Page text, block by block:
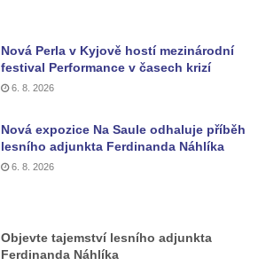
Nová Perla v Kyjově hostí mezinárodní
festival Performance v časech krizí
6. 8. 2026
Nová expozice Na Saule odhaluje příběh
lesního adjunkta Ferdinanda Náhlíka
6. 8. 2026
Objevte tajemství lesního adjunkta
Ferdinanda Náhlíka